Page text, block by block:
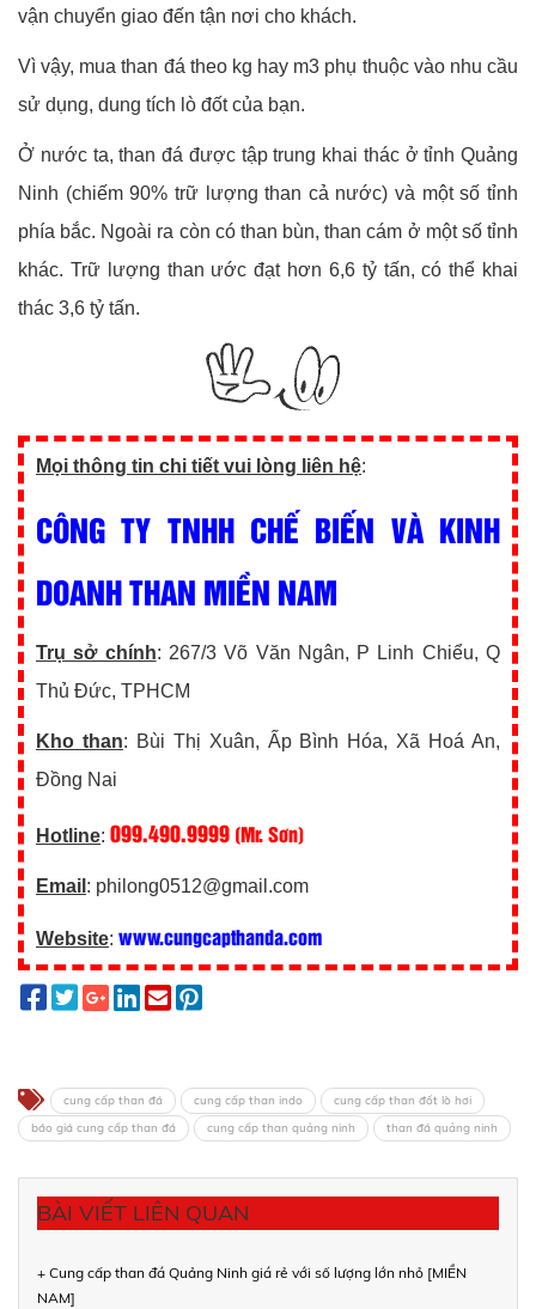
vận chuyển giao đến tận nơi cho khách.
Vì vậy, mua than đá theo kg hay m3 phụ thuộc vào nhu cầu
sử dụng, dung tích lò đốt của bạn.
Ở nước ta, than đá được tập trung khai thác ở tỉnh Quảng
Ninh (chiếm 90% trữ lượng than cả nước) và một số tỉnh
phía bắc. Ngoài ra còn có than bùn, than cám ở một số tỉnh
khác. Trữ lượng than ước đạt hơn 6,6 tỷ tấn, có thể khai
thác 3,6 tỷ tấn.
Mọi thông tin chi tiết vui lòng liên hệ:
CÔNG TY TNHH CHẾ BIẾN VÀ KINH
DOANH THAN MIỀN NAM
Trụ sở chính: 267/3 Võ Văn Ngân, P Linh Chiểu, Q
Thủ Đức, TPHCM
Kho than: Bùi Thị Xuân, Ấp Bình Hóa, Xã Hoá An,
Đồng Nai
Hotline: 099.490.9999 (Mr. Sơn)
Email : philong0512@gmail.com
Website: www.cungcapthanda.com
cung cấp than đá cung cấp than indo
cung cấp than đốt lò hơi
báo giá cung cấp than đá
cung cấp than quảng ninh than đá quảng ninh
BÀI VIẾT LIÊN QUAN
+ Cung cấp than đá Quảng Ninh giá rẻ với số lượng lớn nhỏ [MIỀN
NAM]